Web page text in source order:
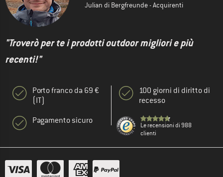
Julian di Bergfreunde - Acquirenti
"Troverò per te i prodotti outdoor migliori e più
recenti!"
Porto franco da 69 €
(IT)
Pagamento sicuro
100 giorni di diritto di
recesso
Le recensioni di 988
clienti